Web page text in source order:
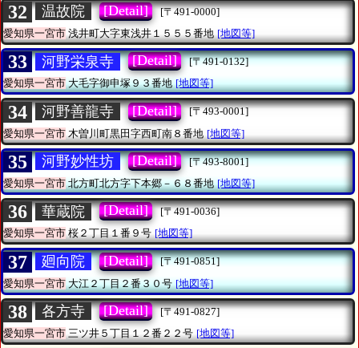
32 温故院 [Detail]
[〒491-0000]
愛知県一宮市 浅井町大字東浅井１５５５番地 [地図等]
33 河野栄泉寺 [Detail]
[〒491-0132]
愛知県一宮市大毛字御申塚９３番地 [地図等]
34 河野善龍寺 [Detail]
[〒493-0001]
愛知県一宮市 木曽川町黒田字西町南８番地 [地図等]
35 河野妙性坊 [Detail]
[〒493-8001]
愛知県一宮市北方町北方字下本郷－６８番地 [地図等]
36 華蔵院 [Detail]
[〒491-0036]
愛知県一宮市桜２丁目１番９号 [地図等]
37 廻向院 [Detail]
[〒491-0851]
愛知県一宮市大江２丁目２番３０号 [地図等]
38 各方寺 [Detail]
[〒491-0827]
愛知県一宮市 三ツ井５丁目１２番２２号 [地図等]